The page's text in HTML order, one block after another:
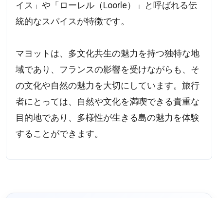
イス」や「ローレル（Loorle）」と呼ばれる伝
統的なスパイスが特徴です。
マヨットは、多文化共生の魅力を持つ独特な地
域であり、フランスの影響を受けながらも、そ
の文化や自然の魅力を大切にしています。旅行
者にとっては、自然や文化を満喫できる貴重な
目的地であり、多様性が生きる島の魅力を体験
することができます。